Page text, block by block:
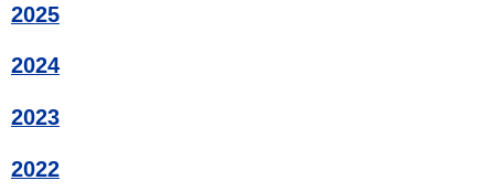
2025
2024
2023
2022